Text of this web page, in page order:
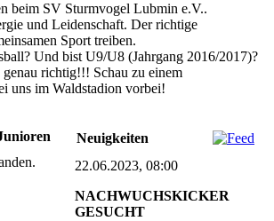
beim SV Sturmvogel Lubmin e.V..
und Leidenschaft. Der richtige
Sport treiben.
Und bist U9/U8 (Jahrgang 2016/2017)?
richtig!!! Schau zu einem
uns im Waldstadion vorbei!
Neuigkeiten
22.06.2023, 08:00
NACHWUCHSKICKER
GESUCHT